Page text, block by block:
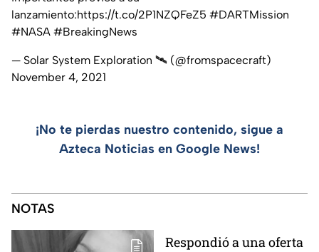
lanzamiento:https://t.co/2P1NZQFeZ5 #DARTMission
#NASA #BreakingNews
— Solar System Exploration 🛰 (@fromspacecraft)
November 4, 2021
¡No te pierdas nuestro contenido, sigue a
Azteca Noticias en Google News!
NOTAS
Respondió a una oferta